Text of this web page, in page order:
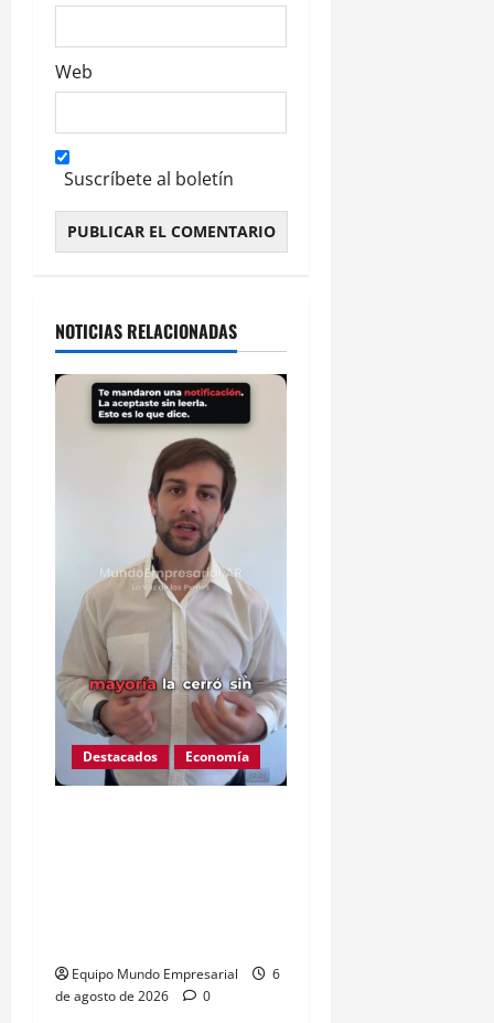
Web
Suscríbete al boletín
NOTICIAS RELACIONADAS
Destacados Economía
Equipo Mundo Empresarial
6
de agosto de 2026
0